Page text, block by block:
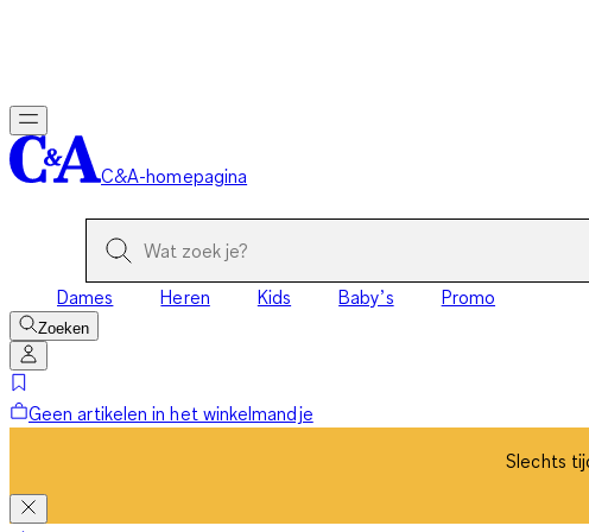
C&A-homepagina
Dames Heren Kids Baby’s Promo
Zoeken
Geen artikelen in het winkelmandje
Slechts